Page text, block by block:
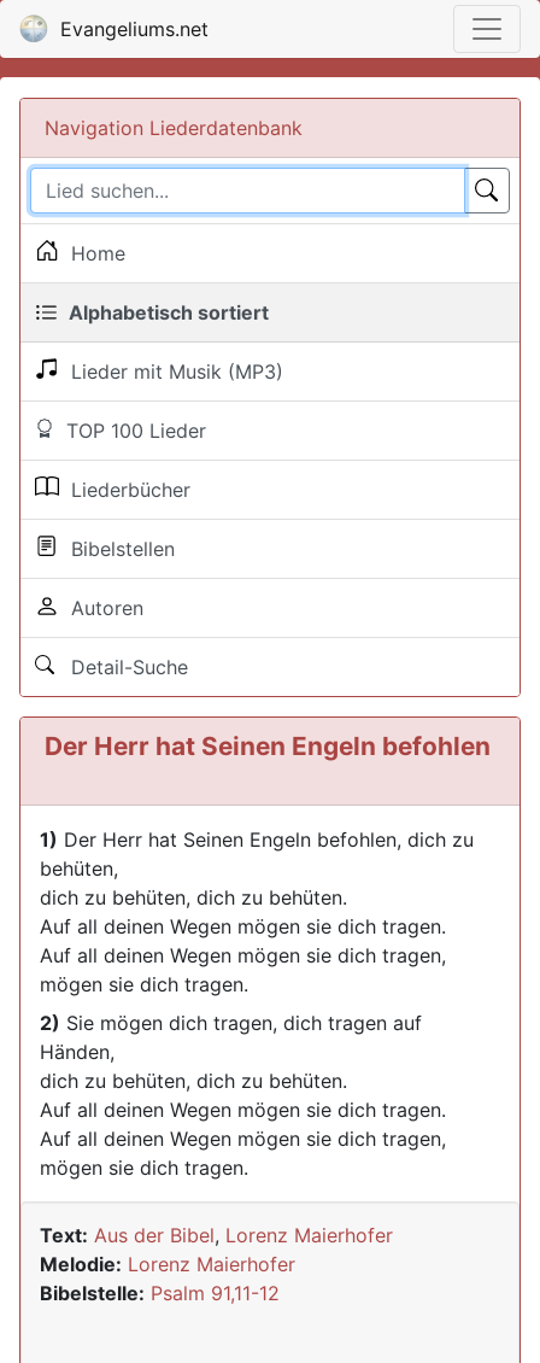
Evangeliums.net
Navigation Liederdatenbank
Home
Alphabetisch sortiert
Lieder mit Musik (MP3)
TOP 100 Lieder
Liederbücher
Bibelstellen
Autoren
Detail-Suche
Der Herr hat Seinen Engeln befohlen
1) Der Herr hat Seinen Engeln befohlen, dich zu
behüten,
dich zu behüten, dich zu behüten.
Auf all deinen Wegen mögen sie dich tragen.
Auf all deinen Wegen mögen sie dich tragen,
mögen sie dich tragen.
2) Sie mögen dich tragen, dich tragen auf
Händen,
dich zu behüten, dich zu behüten.
Auf all deinen Wegen mögen sie dich tragen.
Auf all deinen Wegen mögen sie dich tragen,
mögen sie dich tragen.
Text: Aus der Bibel, Lorenz Maierhofer
Melodie: Lorenz Maierhofer
Bibelstelle: Psalm 91,11-12